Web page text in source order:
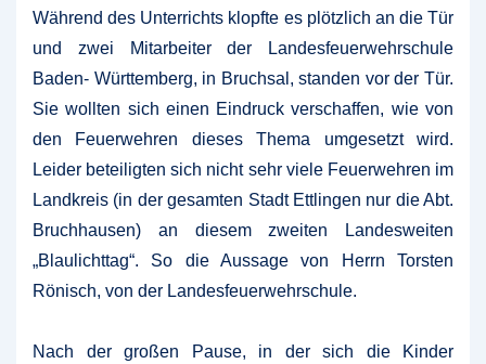
Während des Unterrichts klopfte es plötzlich an die Tür
und zwei Mitarbeiter der Landesfeuerwehrschule
Baden- Württemberg, in Bruchsal, standen vor der Tür.
Sie wollten sich einen Eindruck verschaffen, wie von
den Feuerwehren dieses Thema umgesetzt wird.
Leider beteiligten sich nicht sehr viele Feuerwehren im
Landkreis (in der gesamten Stadt Ettlingen nur die Abt.
Bruchhausen) an diesem zweiten Landesweiten
„Blaulichttag“. So die Aussage von Herrn Torsten
Rönisch, von der Landesfeuerwehrschule.
Nach der großen Pause, in der sich die Kinder